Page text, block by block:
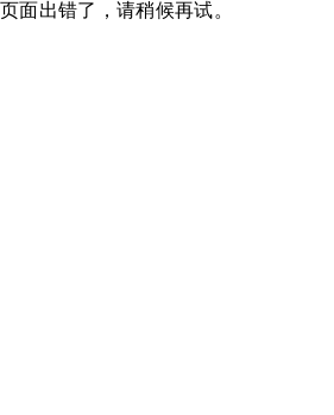
页面出错了，请稍候再试。